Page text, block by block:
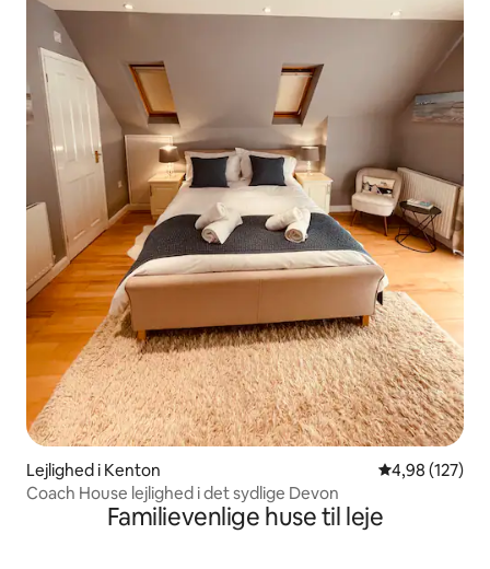
Lejlighed i Kenton 4,98 ud af 5 i
4,98 (127)
Coach House lejlighed i det sydlige Devon
Familievenlige huse til leje